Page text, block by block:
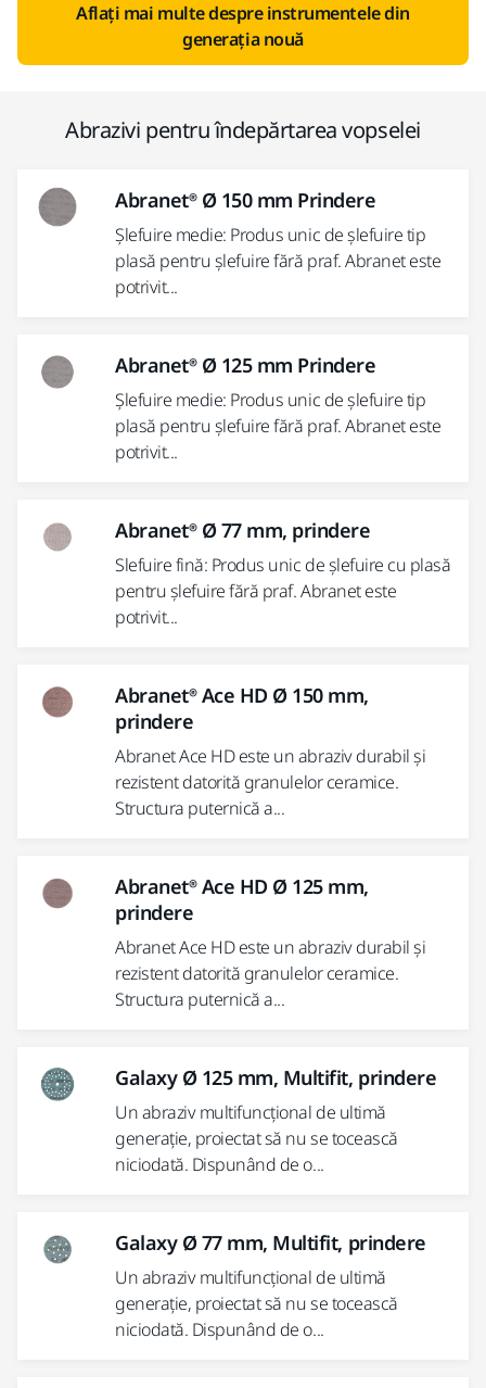
Aflați mai multe despre instrumentele din
generația nouă
Abrazivi pentru îndepărtarea vopselei
Abranet® Ø 150 mm Prindere
Șlefuire medie: Produs unic de șlefuire tip
plasă pentru șlefuire fără praf. Abranet este
potrivit...
Abranet® Ø 125 mm Prindere
Șlefuire medie: Produs unic de șlefuire tip
plasă pentru șlefuire fără praf. Abranet este
potrivit...
Abranet® Ø 77 mm, prindere
Slefuire fină: Produs unic de șlefuire cu plasă
pentru șlefuire fără praf. Abranet este
potrivit...
Abranet® Ace HD Ø 150 mm,
prindere
Abranet Ace HD este un abraziv durabil și
rezistent datorită granulelor ceramice.
Structura puternică a...
Abranet® Ace HD Ø 125 mm,
prindere
Abranet Ace HD este un abraziv durabil și
rezistent datorită granulelor ceramice.
Structura puternică a...
Galaxy Ø 125 mm, Multifit, prindere
Un abraziv multifuncțional de ultimă
generație, proiectat să nu se tocească
niciodată. Dispunând de o...
Galaxy Ø 77 mm, Multifit, prindere
Un abraziv multifuncțional de ultimă
generație, proiectat să nu se tocească
niciodată. Dispunând de o...